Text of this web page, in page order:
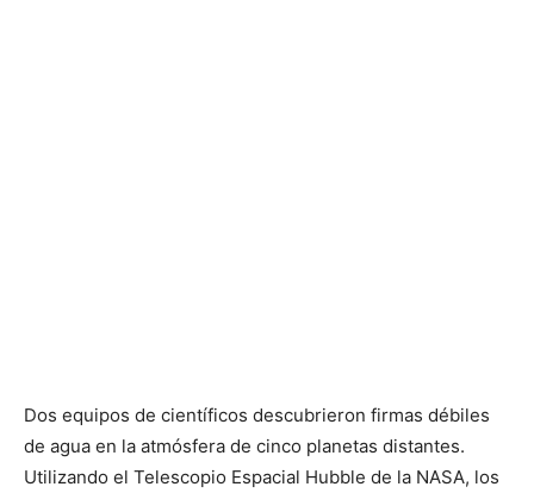
Dos equipos de científicos descubrieron firmas débiles
de agua en la atmósfera de cinco planetas distantes.
Utilizando el Telescopio Espacial Hubble de la NASA, los